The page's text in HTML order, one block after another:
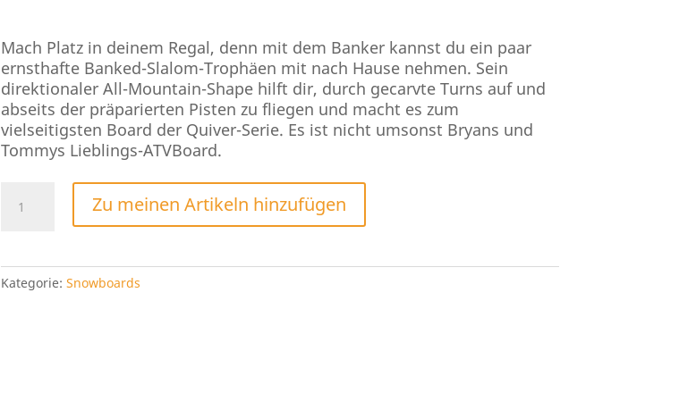
Mach Platz in deinem Regal, denn mit dem Banker kannst du ein paar
ernsthafte Banked-Slalom-Trophäen mit nach Hause nehmen. Sein
direktionaler All-Mountain-Shape hilft dir, durch gecarvte Turns auf und
abseits der präparierten Pisten zu fliegen und macht es zum
vielseitigsten Board der Quiver-Serie. Es ist nicht umsonst Bryans und
Tommys Lieblings-ATVBoard.
Banker
Zu meinen Artikeln hinzufügen
Kategorie: Snowboards